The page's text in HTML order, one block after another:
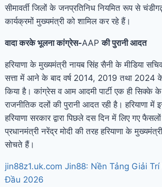
सीमावर्ती जिलों के जनप्रतिनिध नियमित रूप से
कार्यक्रमों मुख्यमंत्री को शामिल कर रहे हैं।
वादा करके भूलना कांग्रेस-AAPकी पुरानी आदत
हरियाणा के मुख्यमंत्री नायब सिंह सैनी के मीडिया
सत्ता में आने के बाद वर्ष 2014, 2019 तथा 2024
किया है। कांग्रेस व आम आदमी पार्टी एक ही सिक्के
राजनीतिक दलों की पुरानी आदत रही है। हरियाणा
हरियाणा सरकार द्वारा पिछले दस दिन में लिए गए
प्रधानमंत्री नरेंद्र मोदी की तरह हरियाणा के
सोचते हैं।
jin88z1.uk.com Jin88: Nền Tảng Giải
Đầu 2026